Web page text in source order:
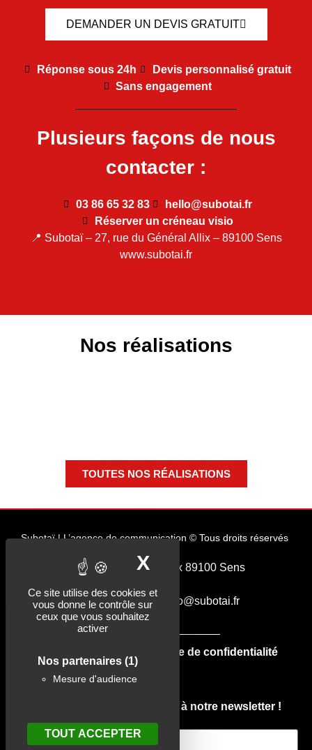
Ce site utilise des cookies et
vous donne le contrôle sur
ceux que vous souhaitez
activer
Nos partenaires (1)
Mesure d'audience
TOUT ACCEPTER
X MASQUER LE
DEMANDER UN DEVIS GRATUIT
Réponse sous 24h
Devis personnalisé gratuit
Sans engagement
Plusieurs façons de nous
contacter :
03 86 65 32 83
hello@subotai.fr
Réserver un créneau visio
📍 Subotaï – 27, rue du Général Allix – 89100 Sens
www.subotai.fr
Nos réalisations
TOUTES NOS RÉALISATIONS
Subotaï | L’agence de communication © Tous droits réservés
27, rue du Général Allix 89100 Sens
03 86 65 32 83 – hello@subotai.fr
Politique de confidentialité
Cookies
N'oubliez pas de vous abonner à notre newsletter !
Email Address*